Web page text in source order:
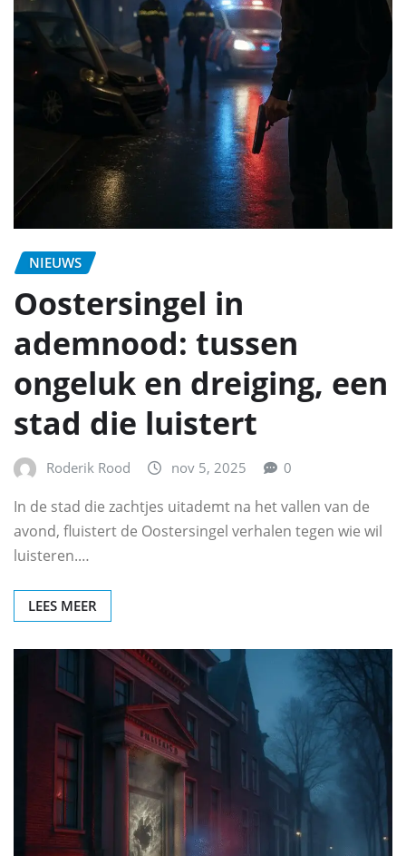
NIEUWS
Oostersingel in
ademnood: tussen
ongeluk en dreiging, een
stad die luistert
Roderik Rood nov 5, 2025 0
In de stad die zachtjes uitademt na het vallen van de
avond, fluistert de Oostersingel verhalen tegen wie wil
luisteren.…
LEES MEER